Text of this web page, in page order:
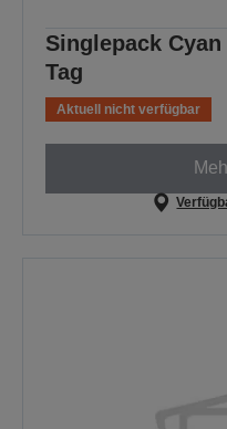
Singlepack
Tag
Aktuell nicht verfügbar